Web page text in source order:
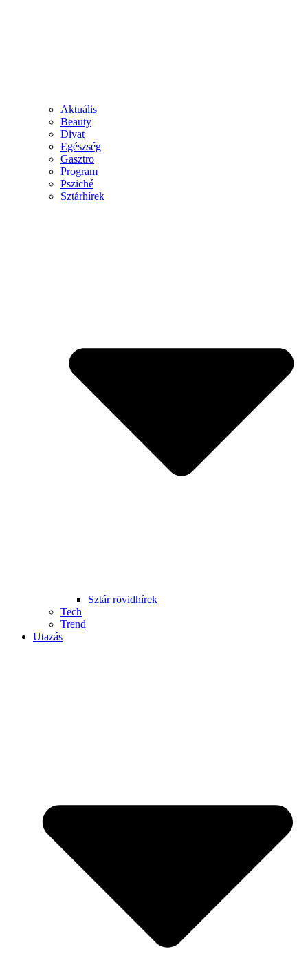
Aktuális
Beauty
Divat
Egészség
Gasztro
Program
Psziché
Sztárhírek
Sztár rövidhírek
Tech
Trend
Utazás